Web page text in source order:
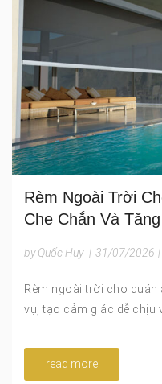
Rèm Ngoài Trời
Che Chắn Và
by Quốc Huy | 31/07/2026 |
Rèm ngoài trời cho
vụ, tạo cảm giác dễ chịu
read more